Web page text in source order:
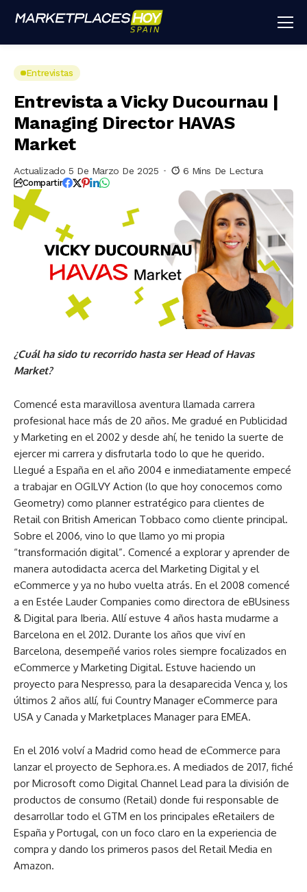
Entrevistas
Entrevista a Vicky Ducournau |
Managing Director HAVAS
Market
Actualizado 5 De Marzo De 2025 6 Mins De Lectura
Compartir
¿Cuál ha sido tu recorrido hasta ser Head of Havas
Market?
Comencé esta maravillosa aventura llamada carrera
profesional hace más de 20 años. Me gradué en Publicidad
y Marketing en el 2002 y desde ahí, he tenido la suerte de
ejercer mi carrera y disfrutarla todo lo que he querido.
Llegué a España en el año 2004 e inmediatamente empecé
a trabajar en OGILVY Action (lo que hoy conocemos como
Geometry) como planner estratégico para clientes de
Retail con British American Tobbaco como cliente principal.
Sobre el 2006, vino lo que llamo yo mi propia
“transformación digital”. Comencé a explorar y aprender de
manera autodidacta acerca del Marketing Digital y el
eCommerce y ya no hubo vuelta atrás. En el 2008 comencé
a en Estée Lauder Companies como directora de eBUsiness
& Digital para Iberia. Allí estuve 4 años hasta mudarme a
Barcelona en el 2012. Durante los años que viví en
Barcelona, desempeñé varios roles siempre focalizados en
eCommerce y Marketing Digital. Estuve haciendo un
proyecto para Nespresso, para la desaparecida Venca y, los
últimos 2 años allí, fui Country Manager eCommerce para
USA y Canada y Marketplaces Manager para EMEA.
En el 2016 volví a Madrid como head de eCommerce para
lanzar el proyecto de Sephora.es. A mediados de 2017, fiché
por Microsoft como Digital Channel Lead para la división de
productos de consumo (Retail) donde fui responsable de
desarrollar todo el GTM en los principales eRetailers de
España y Portugal, con un foco claro en la experiencia de
compra y dando los primeros pasos del Retail Media en
Amazon.